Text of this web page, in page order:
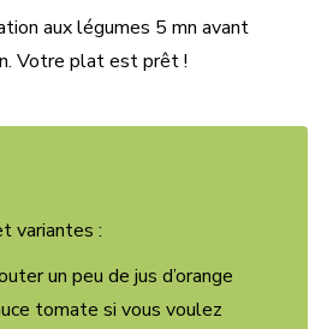
aux légumes 5 mn avant
Votre plat est prêt !
variantes :
un peu de jus d’orange
tomate si vous voulez